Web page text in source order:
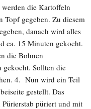
die Kartoffeln
Topf gegeben. Zu diesem
danach wird alles
ca. 15 Minuten gekocht.
die Bohnen
gekocht. Sollten die
4. Nun wird ein Teil
gestellt. Das
püriert und mit